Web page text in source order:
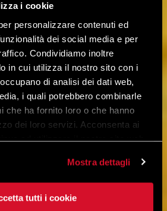
i cookie
personalizzare contenuti ed
dei social media e per
Condividiamo inoltre
in cui utilizza il nostro sito con i
di analisi dei dati web,
i quali potrebbero combinarle
che ha fornito loro o che hanno
dei loro servizi. Acconsenta ai
ad utilizzare il nostro sito web.
Mostra dettagli
tutti i cookie